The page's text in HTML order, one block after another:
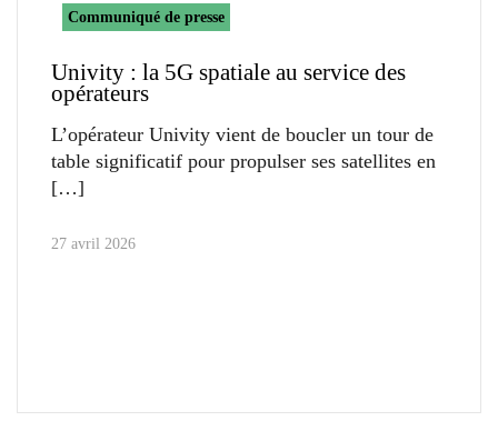
Communiqué de presse
Univity : la 5G spatiale au service des
opérateurs
L’opérateur Univity vient de boucler un tour de
table significatif pour propulser ses satellites en
27 avril 2026